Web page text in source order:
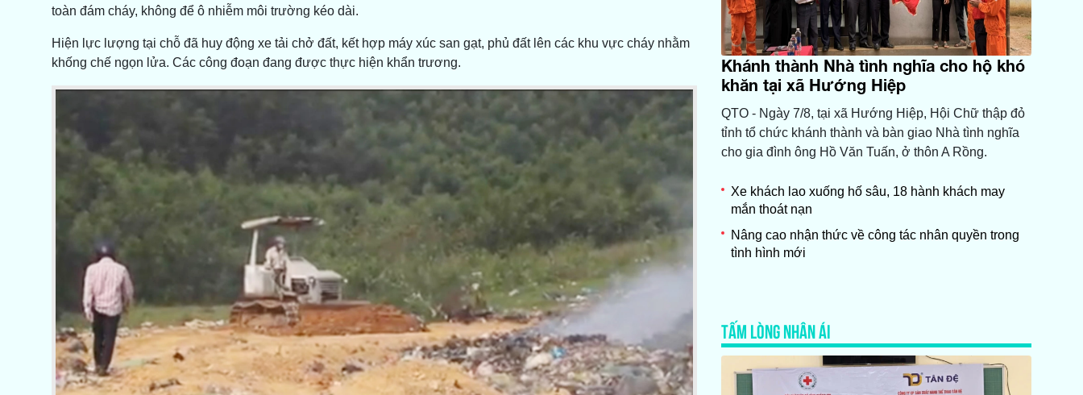
toàn đám cháy, không để ô nhiễm môi trường kéo dài.
Hiện lực lượng tại chỗ đã huy động xe tải chở đất, kết hợp máy xúc san gạt, phủ đất lên các khu vực cháy nhằm
khống chế ngọn lửa. Các công đoạn đang được thực hiện khẩn trương.
Khánh thành Nhà tình nghĩa cho hộ khó
khăn tại xã Hướng Hiệp
QTO - Ngày 7/8, tại xã Hướng Hiệp, Hội Chữ thập đỏ
tỉnh tổ chức khánh thành và bàn giao Nhà tình nghĩa
cho gia đình ông Hồ Văn Tuấn, ở thôn A Rồng.
Xe khách lao xuống hố sâu, 18 hành khách may
mắn thoát nạn
Nâng cao nhận thức về công tác nhân quyền trong
tình hình mới
TẤM LÒNG NHÂN ÁI